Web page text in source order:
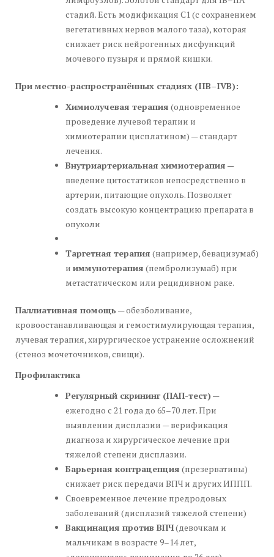
стадий. Есть модификация C1 (с сохранением
вегетативных нервов малого таза), которая
снижает риск нейрогенных дисфункций
мочевого пузыря и прямой кишки.
При местно-распространённых стадиях (IIB–IVB):
Химиолучевая терапия (одновременное
проведение лучевой терапии и
химиотерапии цисплатином) — стандарт
лечения.
Внутриартериальная химиотерапия —
введение цитостатиков непосредственно в
артерии, питающие опухоль. Позволяет
создать высокую концентрацию препарата в
опухоли
Таргетная терапия (например, бевацизумаб)
и иммунотерапия (пембролизумаб) при
метастатическом или рецидивном раке.
Паллиативная помощь — обезболивание,
кровоостанавливающая и гемостимулирующая терапия,
лучевая терапия, хирургическое устранение осложнений
(стеноз мочеточников, свищи).
Профилактика
Регулярный скрининг (ПАП-тест) —
ежегодно с 21 года до 65–70 лет. При
выявлении дисплазии — верификация
диагноза и хирургическое лечение при
тяжелой степени дисплазии.
Барьерная контрацепция (презервативы)
снижает риск передачи ВПЧ и других ИППП.
Своевременное лечение предродовых
заболеваний (дисплазий тяжелой степени)
Вакцинация против ВПЧ(девочкам и
мальчикам в возрасте 9–14 лет,